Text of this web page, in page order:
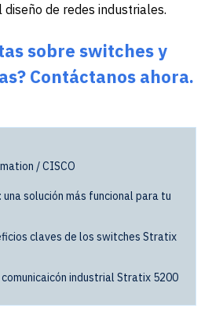
de redes industriales.
sobre switches y
Contáctanos ahora.
/ CISCO
solución más funcional para tu
claves de los switches Stratix
industrial Stratix 5200